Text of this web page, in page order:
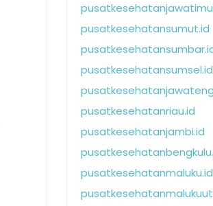
pusatkesehatansumut.id
pusatkesehatansumsel.id
pusatkesehatanriau.id
pusatkesehatanjambi.id
pusatkesehatanmaluku.id